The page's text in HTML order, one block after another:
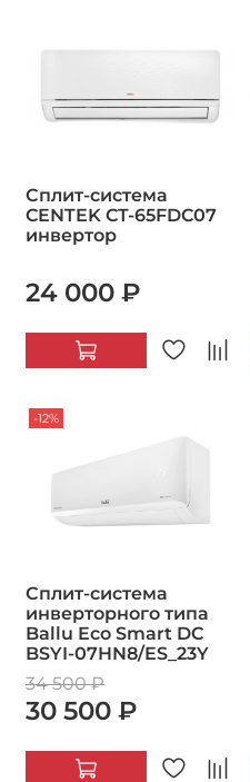
Сплит-система
CENTEK CT-65FDC07
инвертор
24 000 ₽
-12%
Сплит-система
инверторного типа
Ballu Eco Smart DC
BSYI-07HN8/ES_23Y
34 500 ₽
30 500 ₽